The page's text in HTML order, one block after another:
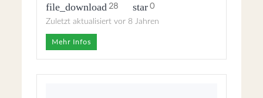
file_download 28 star 0
Zuletzt aktualisiert vor 8 Jahren
Mehr Infos